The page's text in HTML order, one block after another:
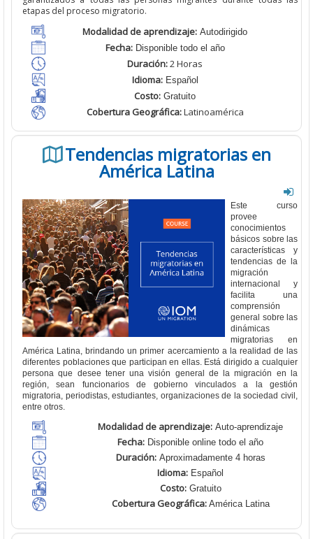
etapas del proceso migratorio.
Modalidad de aprendizaje: Autodirigido
Fecha:Disponible todo el año
Duración:2 Horas
Idioma:Español
Costo: Gratuito
Cobertura Geográfica:Latinoamérica
Tendencias migratorias en
América Latina
Este curso
provee
conocimientos
básicos sobre las
características y
tendencias de la
migración
internacional y
facilita una
comprensión
general sobre las
dinámicas
migratorias en
América Latina, brindando un primer acercamiento a la realidad de las
diferentes poblaciones que participan en ellas. Está dirigido a cualquier
persona que desee tener una visión general de la migración en la
región, sean funcionarios de gobierno vinculados a la gestión
migratoria, periodistas, estudiantes, organizaciones de la sociedad civil,
entre otros.
Modalidad de aprendizaje: Auto-aprendizaje
Fecha: Disponible online todo el año
Duración:Aproximadamente 4 horas
Idioma: Español
Costo:Gratuito
Cobertura Geográfica: América Latina